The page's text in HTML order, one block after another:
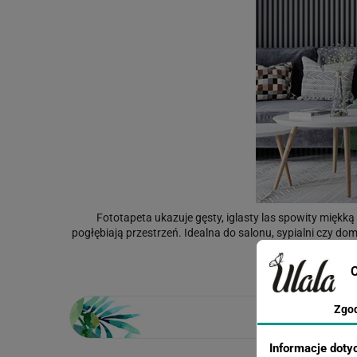
Fototapeta ukazuje gęsty, iglasty las spowity
pogłębiają przestrzeń. Idealna do salonu, sypialni czy
Informacje